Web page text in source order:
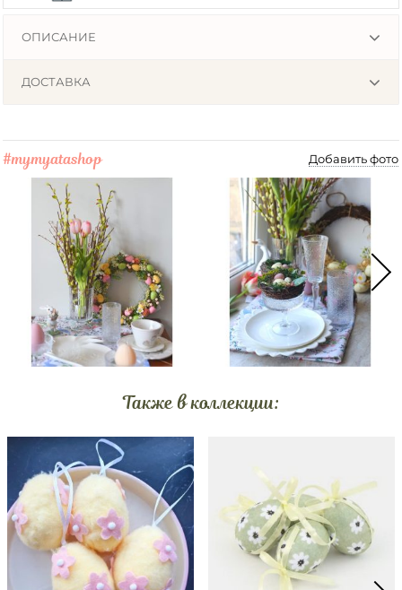
ОПИСАНИЕ
ДОСТАВКА
#mymyatashop Добавить фото
Также в коллекции: